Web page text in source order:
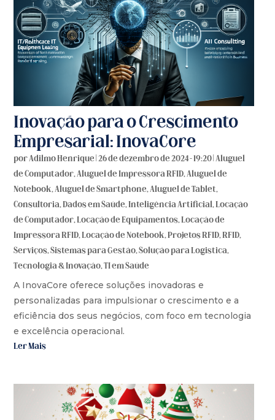
Inovação para o Crescimento
Empresarial: InovaCore
porAdilmo Henrique|26 de dezembro de 2024 - 19:20|Aluguel
de Computador,Aluguel de Impressora RFID,Aluguel de
Notebook,Aluguel de Smartphone,Aluguel de Tablet,
Consultoria,Dados em Saúde,Inteligência Artificial,Locação
de Computador,Locação de Equipamentos,Locação de
Impressora RFID,Locação de Notebook,Projetos RFID,RFID,
Serviços,Sistemas para Gestão,Solução para Logistica,
Tecnologia & Inovação,TI em Saúde
A InovaCore oferece soluções inovadoras e
personalizadas para impulsionar o crescimento e a
eficiência dos seus negócios, com foco em tecnologia
e excelência operacional.
Ler Mais